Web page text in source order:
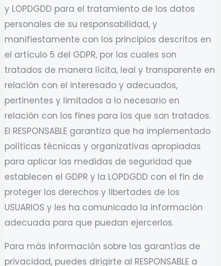
y LOPDGDD para el tratamiento de los datos
personales de su responsabilidad, y
manifiestamente con los principios descritos en
el artículo 5 del GDPR, por los cuales son
tratados de manera lícita, leal y transparente en
relación con el interesado y adecuados,
pertinentes y limitados a lo necesario en
relación con los fines para los que son tratados.
El RESPONSABLE garantiza que ha implementado
políticas técnicas y organizativas apropiadas
para aplicar las medidas de seguridad que
establecen el GDPR y la LOPDGDD con el fin de
proteger los derechos y libertades de los
USUARIOS y les ha comunicado la información
adecuada para que puedan ejercerlos.
Para más información sobre las garantías de
privacidad, puedes dirigirte al RESPONSABLE a